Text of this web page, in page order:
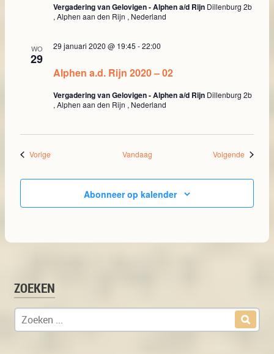
Vergadering van Gelovigen - Alphen a/d Rijn Dillenburg 2b
, Alphen aan den Rijn , Nederland
WO
29
29 januari 2020 @ 19:45 -22:00
Alphen a.d. Rijn 2020 – 02
Vergadering van Gelovigen - Alphen a/d Rijn Dillenburg 2b
, Alphen aan den Rijn , Nederland
Vorige Vandaag Volgende
Abonneer op kalender
ZOEKEN
Zoek naar: